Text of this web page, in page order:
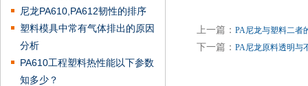
尼龙PA610,PA612韧性的排序
塑料模具中常有气体排出的原因
分析
PA610工程塑料热性能以下参数
知多少？
上一篇： PA尼龙与塑料二者
下一篇： PA尼龙原料透明与